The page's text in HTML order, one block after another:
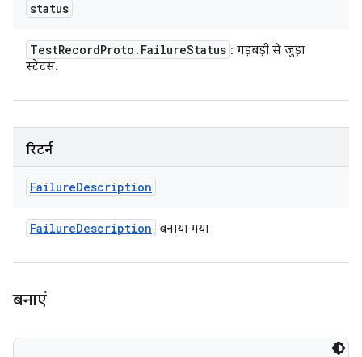
status
TestRecordProto . FailureStatus : गड़बड़ी से जुड़ा
स्टेटस.
रिटर्न
FailureDescription
FailureDescription बनाया गया
बनाएं